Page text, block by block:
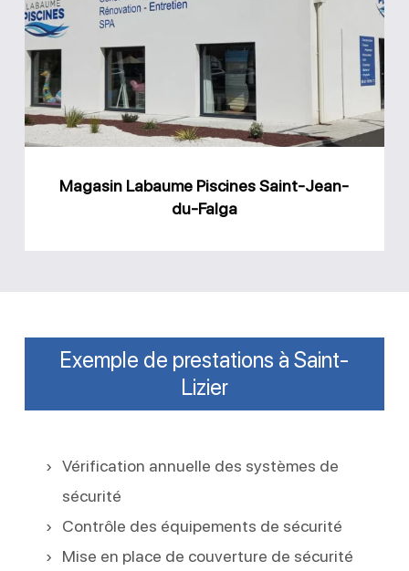
Saint-
Jean-
du-
Falga
Magasin Labaume Piscines Saint-Jean-
du-Falga
Exemple de prestations à Saint-
Lizier
Vérification annuelle des systèmes de
sécurité
Contrôle des équipements de sécurité
Mise en place de couverture de sécurité